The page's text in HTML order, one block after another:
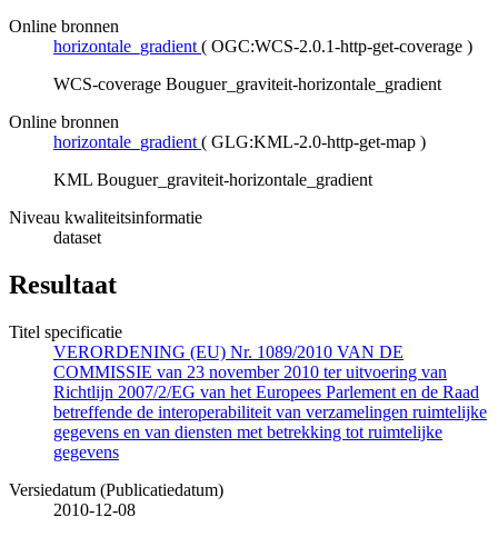
Online bronnen
horizontale_gradient ( OGC:WCS-2.0.1-http-get-coverage )
WCS-coverage Bouguer_graviteit-horizontale_gradient
Online bronnen
horizontale_gradient ( GLG:KML-2.0-http-get-map )
KML Bouguer_graviteit-horizontale_gradient
Niveau kwaliteitsinformatie
dataset
Resultaat
Titel specificatie
VERORDENING (EU) Nr. 1089/2010 VAN DE
COMMISSIE van 23 november 2010 ter uitvoering van
Richtlijn 2007/2/EG van het Europees Parlement en de Raad
betreffende de interoperabiliteit van verzamelingen ruimtelijke
gegevens en van diensten met betrekking tot ruimtelijke
gegevens
Versiedatum (Publicatiedatum)
2010-12-08